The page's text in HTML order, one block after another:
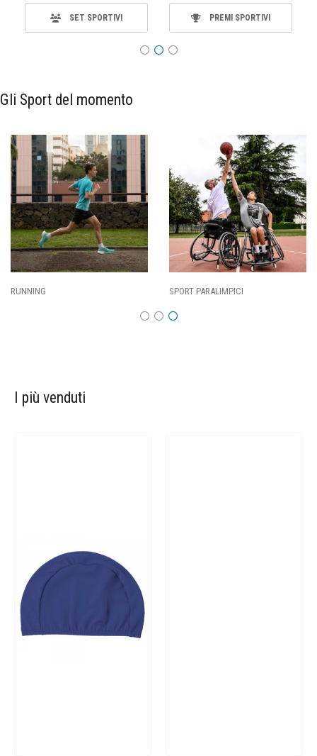
SET SPORTIVI PREMI SPORTIVI
Gli Sport del momento
RUNNING SPORT PARALIMPICI
I più venduti